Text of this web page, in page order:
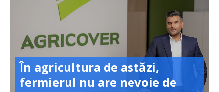
În agricultura de astăzi,
fermierul nu are nevoie de